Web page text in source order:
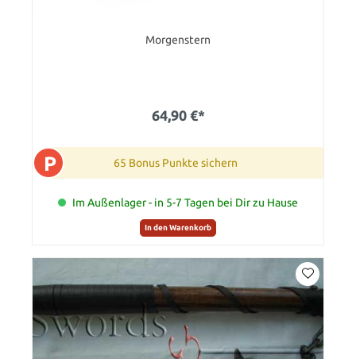
Morgenstern
64,90 €*
P 65 Bonus Punkte sichern
Im Außenlager - in 5-7 Tagen bei Dir zu Hause
In den Warenkorb